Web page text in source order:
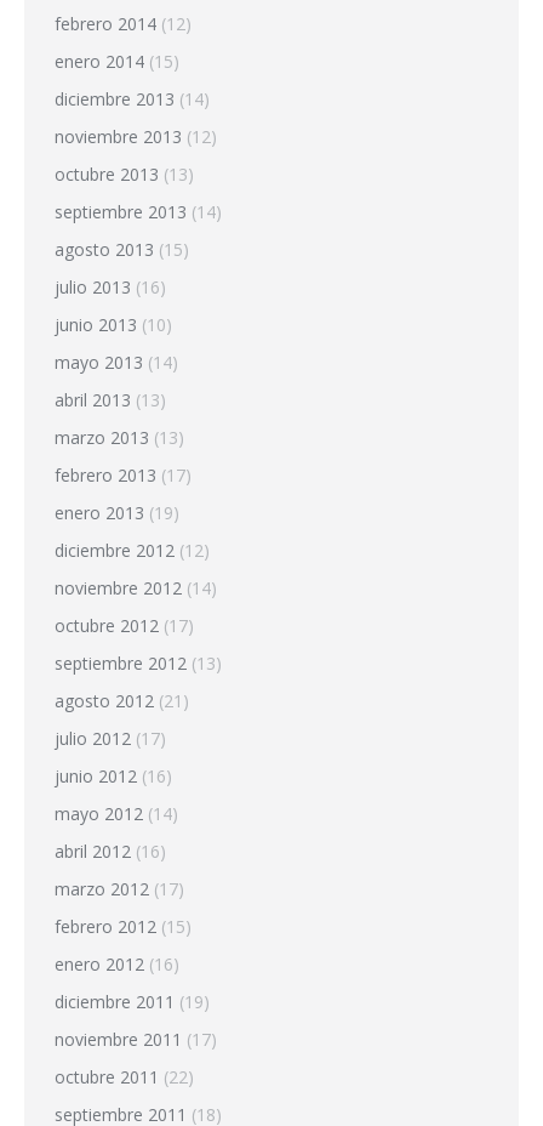
febrero 2014 (12)
enero 2014 (15)
diciembre 2013 (14)
noviembre 2013 (12)
octubre 2013 (13)
septiembre 2013 (14)
agosto 2013 (15)
julio 2013 (16)
junio 2013 (10)
mayo 2013 (14)
abril 2013 (13)
marzo 2013 (13)
febrero 2013 (17)
enero 2013 (19)
diciembre 2012 (12)
noviembre 2012 (14)
octubre 2012 (17)
septiembre 2012 (13)
agosto 2012 (21)
julio 2012 (17)
junio 2012 (16)
mayo 2012 (14)
abril 2012 (16)
marzo 2012 (17)
febrero 2012 (15)
enero 2012 (16)
diciembre 2011 (19)
noviembre 2011 (17)
octubre 2011 (22)
septiembre 2011 (18)